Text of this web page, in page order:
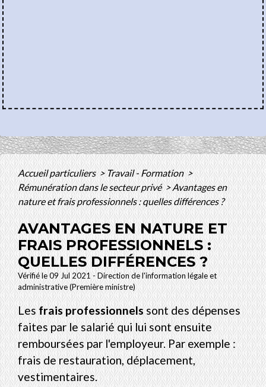
Accueil particuliers>Travail - Formation >
Rémunération dans le secteur privé>Avantages en
nature et frais professionnels : quelles différences ?
AVANTAGES EN NATURE ET
FRAIS PROFESSIONNELS :
QUELLES DIFFÉRENCES ?
Vérifié le 09 Jul 2021 - Direction de l'information légale et
administrative (Première ministre)
Lesfrais professionnelssont des dépenses
faites par le salarié qui lui sont ensuite
remboursées par l'employeur. Par exemple :
frais de restauration, déplacement,
vestimentaires.